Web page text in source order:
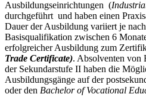
Ausbildungseinrichtungen (
durchgeführt und haben einen
Dauer der Ausbildung variiert je
Basisqualifikation zwischen 6
erfolgreicher Ausbildung zum
Trade Certificate). Absolventen von
der Sekundarstufe II haben die
Ausbildungsgänge auf der
oder den Bachelor of Vocational